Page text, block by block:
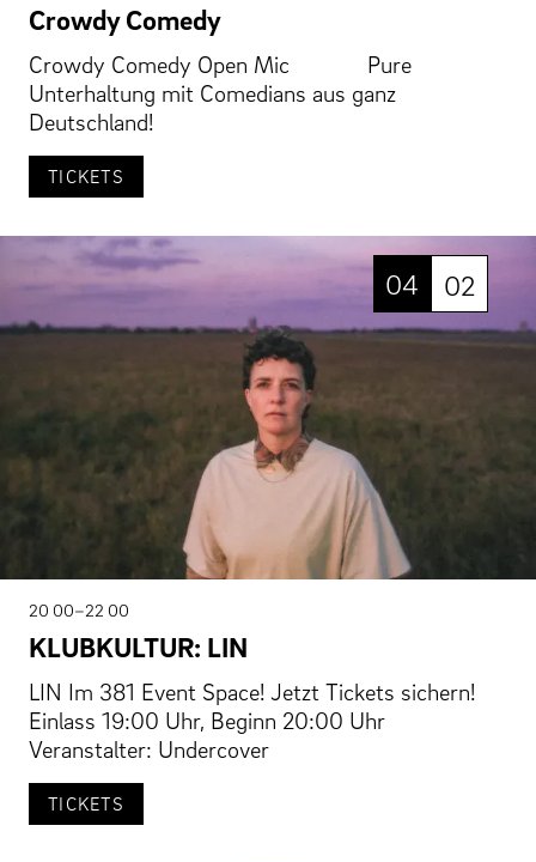
Crowdy Comedy
Crowdy Comedy Open Mic Pure
Unterhaltung mit Comedians aus ganz
Deutschland!
TICKETS
04 02
20 00–22 00
KLUBKULTUR: LIN
LIN Im 381 Event Space! Jetzt Tickets sichern!
Einlass 19:00 Uhr, Beginn 20:00 Uhr
Veranstalter: Undercover
TICKETS